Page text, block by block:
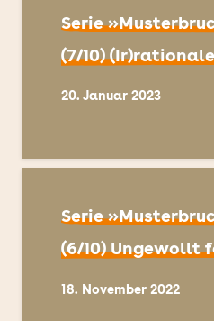
Serie
(7/10)
20. Januar 2023
Serie
(6/10) Ungewollt
18. November 2022